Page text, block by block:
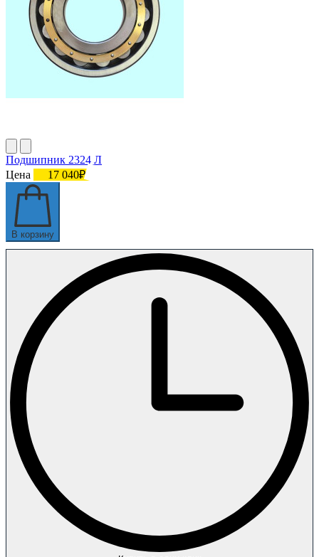
Подшипник 2324 Л
Цена
17 040₽
В корзину